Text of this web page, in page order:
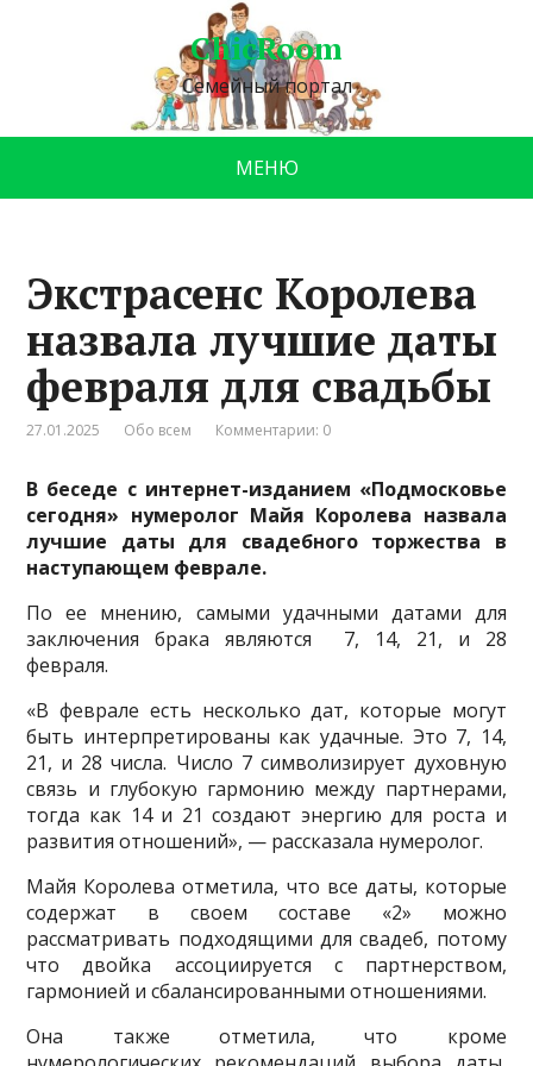
ChicRoom
Семейный портал
МЕНЮ
Экстрасенс Королева
назвала лучшие даты
февраля для свадьбы
27.01.2025 Обо всем Комментарии: 0
В беседе с интернет-изданием «Подмосковье
сегодня» нумеролог Майя Королева назвала
лучшие даты для свадебного торжества в
наступающем феврале.
По ее мнению, самыми удачными датами для
заключения брака являются 7, 14, 21, и 28
февраля.
«В феврале есть несколько дат, которые могут
быть интерпретированы как удачные. Это 7, 14,
21, и 28 числа. Число 7 символизирует духовную
связь и глубокую гармонию между партнерами,
тогда как 14 и 21 создают энергию для роста и
развития отношений», — рассказала нумеролог.
Майя Королева отметила, что все даты, которые
содержат в своем составе «2» можно
рассматривать подходящими для свадеб, потому
что двойка ассоциируется с партнерством,
гармонией и сбалансированными отношениями.
Она также отметила, что кроме